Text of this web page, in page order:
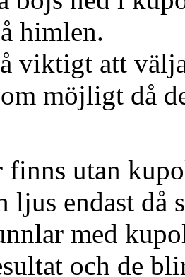
himlen.
viktigt att
möjligt då
utan
ljus endast då
med
och de